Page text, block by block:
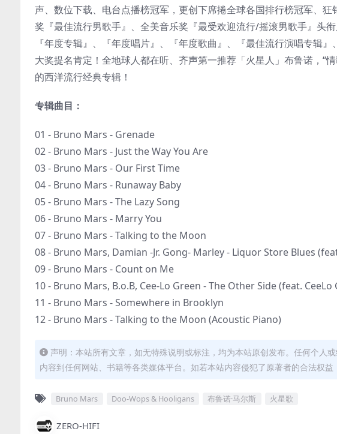
声、数位下载、电台点播榜冠军，更创下席捲全球各国排行榜冠军、
奖『最佳流行男歌手』、全美音乐奖『最受欢迎流行/摇滚男歌手』头
『年度专辑』、『年度唱片』、『年度歌曲』、『最佳流行演唱专辑
大奖提名肯定！全地球人都在听、齐声第一推荐「火星人」布鲁诺，“
的西洋流行经典专辑！
专辑曲目：
01 - Bruno Mars - Grenade
02 - Bruno Mars - Just the Way You Are
03 - Bruno Mars - Our First Time
04 - Bruno Mars - Runaway Baby
05 - Bruno Mars - The Lazy Song
06 - Bruno Mars - Marry You
07 - Bruno Mars - Talking to the Moon
08 - Bruno Mars, Damian -Jr. Gong- Marley - Liquor Store Blues
09 - Bruno Mars - Count on Me
10 - Bruno Mars, B.o.B, Cee-Lo Green - The Other Side (feat. CeeLo
11 - Bruno Mars - Somewhere in Brooklyn
12 - Bruno Mars - Talking to the Moon (Acoustic Piano)
声明：本站所有文章，如无特殊说明或标注，均为本站原创发布。任何个人
内容到任何网站、书籍等各类媒体平台。如若本站内容侵犯了原著者的合法权益
Bruno Mars Doo-Wops & Hooligans 布鲁诺·马尔斯 火星歌
ZERO-HIFI